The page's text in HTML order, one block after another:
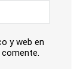
y web en
comente.